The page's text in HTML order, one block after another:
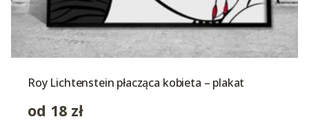
Roy Lichtenstein płacząca kobieta – plakat
od 18 zł